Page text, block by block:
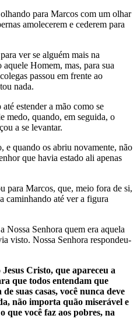
para Marcos com um olhar
amolecerem e cederem para
ver se alguém mais na
Homem, mas, para sua
passou em frente ao
nada.
estender a mão como se
medo, quando, em seguida, o
a se levantar.
e quando os abriu novamente, não
que havia estado ali apenas
para Marcos, que, meio fora de si,
caminhando até ver a figura
Nossa Senhora quem era aquela
visto. Nossa Senhora respondeu-
Cristo, que apareceu a
que todos entendam que
suas casas, você nunca deve
não importa quão miserável e
que você faz aos pobres, na